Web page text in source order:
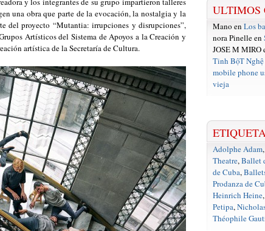
una obra que parte de la evocación, la nostalgia y la
del proyecto “Mutantia: irrupciones y disrupciones”,
Artísticos del Sistema de Apoyos a la Creación y
artística de la Secretaría de Cultura.
ULTIMOS
Mano en Los
nora Pinelle en
JOSE M MIRO
Tinh BộT
mobile phone
vieja
Adolphe Adam,
Theatre,Ballet
de Cuba,
Prodanza de
Heinrich Heine,
Petipa,
Théophile